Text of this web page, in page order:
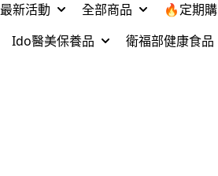
最新活動 全部商品 🔥定期購
Ido醫美保養品
衛福部健康食品